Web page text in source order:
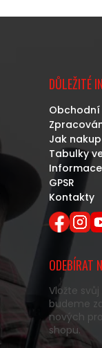
DŮLEŽITÉ
Jak
Tabulky
GPSR
Kontakty
ODEBÍRAT
Vložte
budeme
nových
shopu.